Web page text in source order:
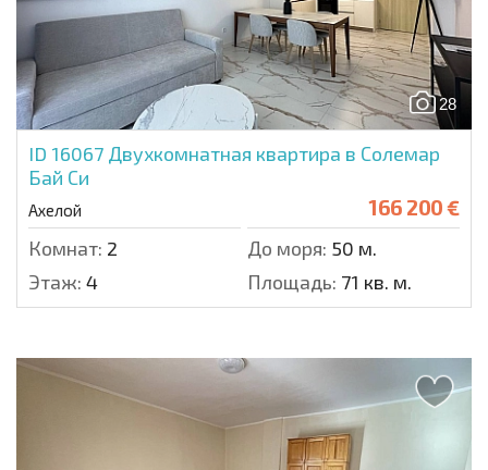
28
ID 16067 Двухкомнатная квартира в Солемар
Бай Си
Ахелой 166 200 €
Комнат: 2 До моря: 50 м.
Этаж: 4 Площадь: 71 кв. м.